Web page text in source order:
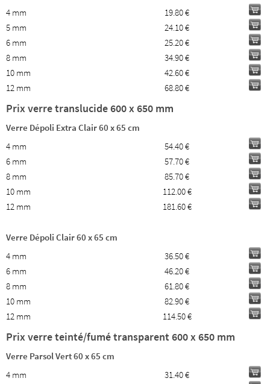
4 mm
19.80 €
5 mm
24.10 €
6 mm
25.20 €
8 mm
34.90 €
10 mm
42.60 €
12 mm
68.80 €
Prix verre translucide 600 x 650 mm
Verre Dépoli Extra Clair 60 x 65 cm
4 mm
54.40 €
6 mm
57.70 €
8 mm
85.70 €
10 mm
112.00 €
12 mm
181.60 €
Verre Dépoli Clair 60 x 65 cm
4 mm
36.50 €
6 mm
46.20 €
8 mm
61.80 €
10 mm
82.90 €
12 mm
114.50 €
Prix verre teinté/fumé transparent 600 x 650 mm
Verre Parsol Vert 60 x 65 cm
4 mm
31.40 €